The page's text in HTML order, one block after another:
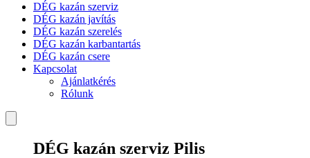
DÉG kazán szerviz
DÉG kazán javítás
DÉG kazán szerelés
DÉG kazán karbantartás
DÉG kazán csere
Kapcsolat
Ajánlatkérés
Rólunk
DÉG kazán szerviz Pilis